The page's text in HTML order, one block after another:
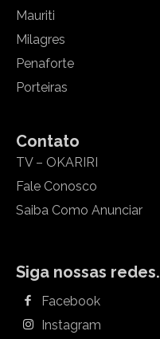
Mauriti
Milagres
Penaforte
Porteiras
Contato
TV – OKARIRI
Fale Conosco
Saiba Como Anunciar
Siga nossas redes.
Facebook
Instagram